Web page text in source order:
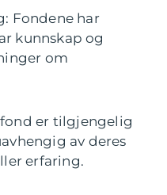
Fondene har
kunnskap og
om
er tilgjengelig
av deres
erfaring.